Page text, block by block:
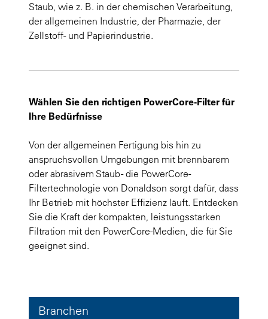
Staub, wie z. B. in der chemischen Verarbeitung,
der allgemeinen Industrie, der Pharmazie, der
Zellstoff- und Papierindustrie.
Wählen Sie den richtigen PowerCore-Filter für
Ihre Bedürfnisse
Von der allgemeinen Fertigung bis hin zu
anspruchsvollen Umgebungen mit brennbarem
oder abrasivem Staub - die PowerCore-
Filtertechnologie von Donaldson sorgt dafür, dass
Ihr Betrieb mit höchster Effizienz läuft. Entdecken
Sie die Kraft der kompakten, leistungsstarken
Filtration mit den PowerCore-Medien, die für Sie
geeignet sind.
Branchen